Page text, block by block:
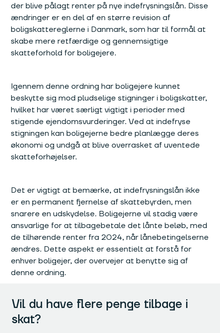
der blive pålagt renter på nye indefrysningslån. Disse
ændringer er en del af en større revision af
boligskattereglerne i Danmark, som har til formål at
skabe mere retfærdige og gennemsigtige
skatteforhold for boligejere.
Igennem denne ordning har boligejere kunnet
beskytte sig mod pludselige stigninger i boligskatter,
hvilket har været særligt vigtigt i perioder med
stigende ejendomsvurderinger. Ved at indefryse
stigningen kan boligejerne bedre planlægge deres
økonomi og undgå at blive overrasket af uventede
skatteforhøjelser.
Det er vigtigt at bemærke, at indefrysningslån ikke
er en permanent fjernelse af skattebyrden, men
snarere en udskydelse. Boligejerne vil stadig være
ansvarlige for at tilbagebetale det lånte beløb, med
de tilhørende renter fra 2024, når lånebetingelserne
ændres. Dette aspekt er essentielt at forstå for
enhver boligejer, der overvejer at benytte sig af
denne ordning.
Vil du have flere penge tilbage i
skat?